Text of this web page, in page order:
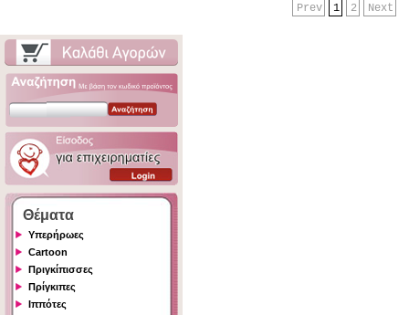
Next
2
1
Prev
Θέματα
Υπερήρωες
Cartoon
Πριγκίπισσες
Πρίγκιπες
Ιππότες